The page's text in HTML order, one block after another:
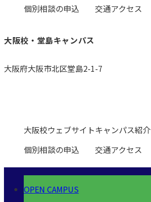
個別相談の申込
交通アクセス
大阪校・堂島キャンパス
大阪府大阪市北区堂島2-1-7
大阪校ウェブサイトキャンパス紹介
個別相談の申込
交通アクセス
OPEN CAMPUS